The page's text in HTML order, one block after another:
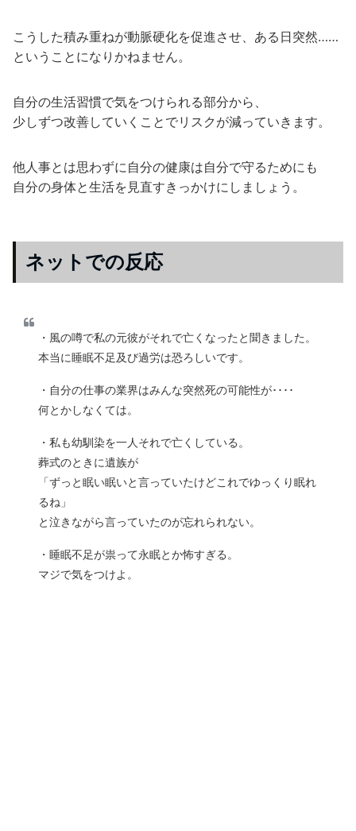
こうした積み重ねが動脈硬化を促進させ、ある日突然……
ということになりかねません。
自分の生活習慣で気をつけられる部分から、
少しずつ改善していくことでリスクが減っていきます。
他人事とは思わずに自分の健康は自分で守るためにも
自分の身体と生活を見直すきっかけにしましょう。
ネットでの反応
・風の噂で私の元彼がそれで亡くなったと聞きました。
本当に睡眠不足及び過労は恐ろしいです。
・自分の仕事の業界はみんな突然死の可能性が････
何とかしなくては。
・私も幼馴染を一人それで亡くしている。
葬式のときに遺族が
「ずっと眠い眠いと言っていたけどこれでゆっくり眠れ
るね」
と泣きながら言っていたのが忘れられない。
・睡眠不足が祟って永眠とか怖すぎる。
マジで気をつけよ。